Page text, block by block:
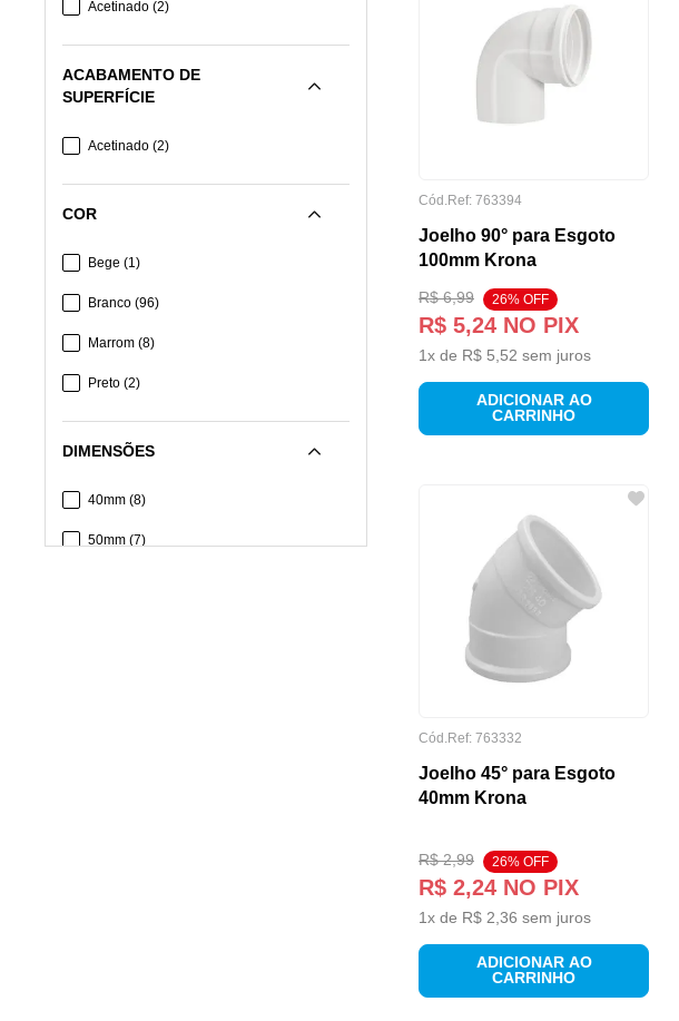
Acetinado (2)
ACABAMENTO DE
SUPERFÍCIE
Acetinado (2)
COR
Bege (1)
Branco (96)
Marrom (8)
Preto (2)
DIMENSÕES
40mm (8)
50mm (7)
Cód.Ref: 763394
Joelho 90° para Esgoto
100mm Krona
R$ 6,99 26% OFF
R$ 5,24 NO PIX
1x de R$ 5 52 sem juros
ADICIONAR AO
CARRINHO
Cód.Ref: 763332
Joelho 45° para Esgoto
40mm Krona
R$ 2,99 26% OFF
R$ 2,24 NO PIX
1x de R$ 2 36 sem juros
ADICIONAR AO
CARRINHO